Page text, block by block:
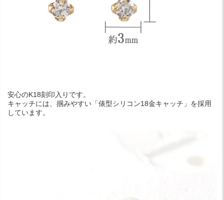
安心のK18刻印入りです。
キャッチには、掴みやすい「俵型シリコン18金キャッチ」を採用
しています。